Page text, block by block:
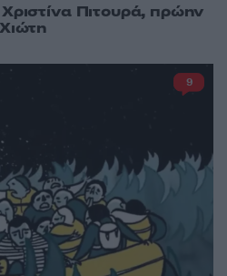
Πιτουρά, πρώην
9